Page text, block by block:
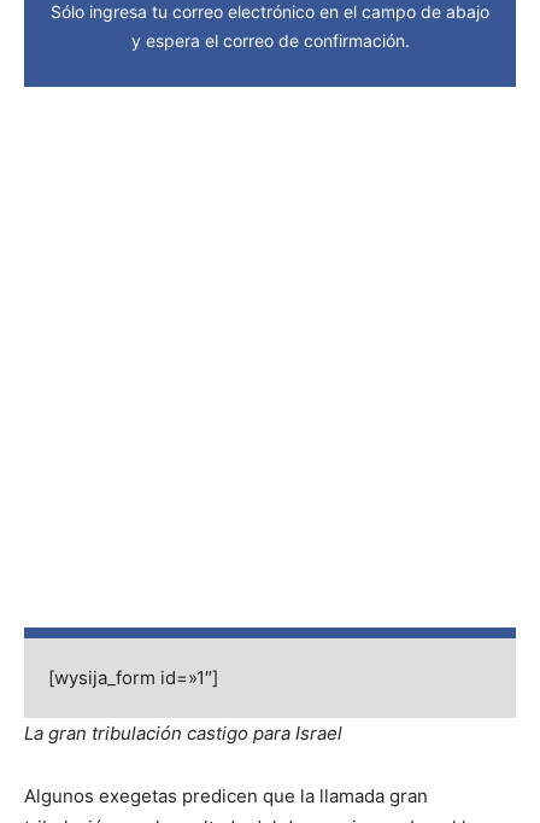
Sólo ingresa tu correo electrónico en el campo de abajo
y espera el correo de confirmación.
[wysija_form id=»1″]
La gran tribulación castigo para Israel
Algunos exegetas predicen que la llamada gran